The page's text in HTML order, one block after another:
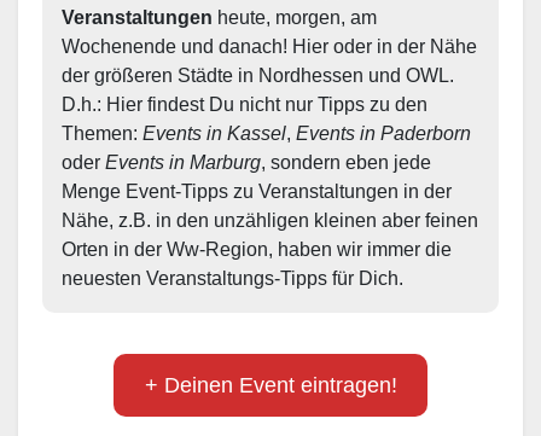
Veranstaltungen heute, morgen, am
Wochenende und danach! Hier oder in der Nähe
der größeren Städte in Nordhessen und OWL.
D.h.: Hier findest Du nicht nur Tipps zu den
Themen: Events in Kassel, Events in Paderborn
oder Events in Marburg, sondern eben jede
Menge Event-Tipps zu Veranstaltungen in der
Nähe, z.B. in den unzähligen kleinen aber feinen
Orten in der Ww-Region, haben wir immer die
neuesten Veranstaltungs-Tipps für Dich.
+ Deinen Event eintragen!